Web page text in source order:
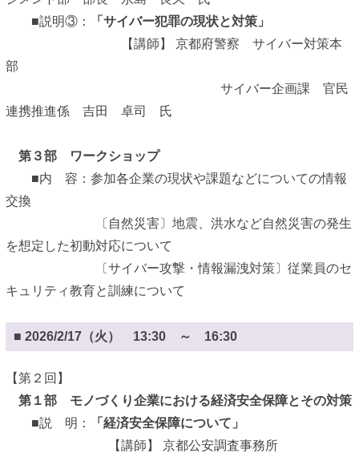
■説明③：
「サイバー犯罪の現状と対策」
【講師】 京都府警察 サイバー対策本
部
サイバー企画課 官民
連携推進係 吉田 卓司 氏
第３部 ワークショップ
■内 容：参加各企業の現状や課題などについての情報
交換
〔自然災害〕地震、洪水など自然災害の発生
を想定した初動対応について
〔サイバー攻撃・情報漏洩対策〕従業員のセ
キュリティ教育と訓練について
■ 2026/2/17（火） 13:30 ～ 16:30
【第２回】
第１部 モノづくり企業における経済安全保障とその対策
■説 明：
「経済安全保障について」
【講師】 京都公安調査事務所